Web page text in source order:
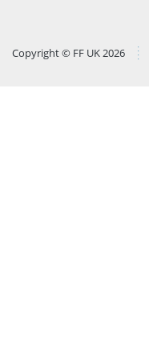
Copyright © FF UK 2026